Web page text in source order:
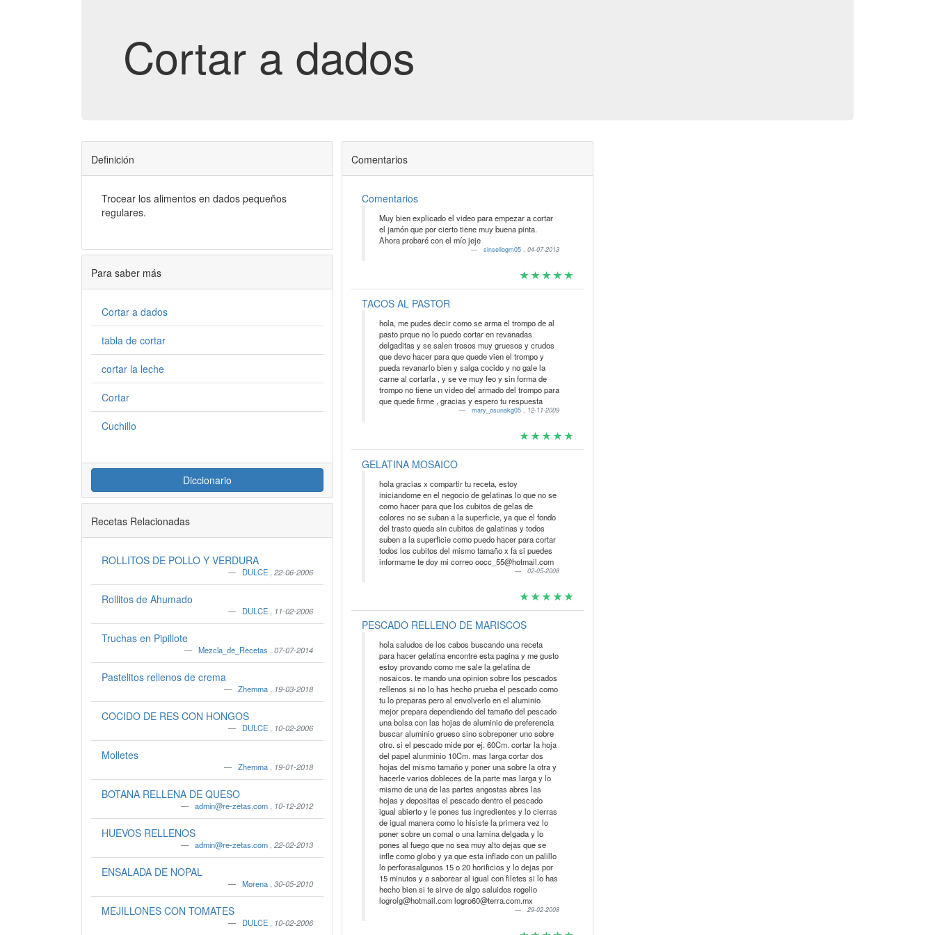
Cortar a dados
Definición
Trocear los alimentos en dados pequeños
regulares.
Para saber más
Cortar a dados
tabla de cortar
cortar la leche
Cortar
Cuchillo
Diccionario
Recetas Relacionadas
ROLLITOS DE POLLO Y VERDURA
DULCE ,22-06-2006
Rollitos de Ahumado
DULCE 11-02-2006
Truchas en Pipillote
Mezcla_de_Recetas ,07-07-2014
Pastelitos rellenos de crema
Zhemma 19-03-2018
COCIDO DE RES CON HONGOS
DULCE 10-02-2006
Molletes
Zhemma 19-01-2018
BOTANA RELLENA DE QUESO
admin@re-zetas.com 10-12-2012
HUEVOS RELLENOS
admin@re-zetas.com ,22-02-2013
ENSALADA DE NOPAL
Morena ,30-05-2010
MEJILLONES CON TOMATES
DULCE 10-02-2006
Comentarios
Comentarios
Muy bien explicado el video para empezar a cortar
el jamón que por cierto tiene muy buena pinta.
Ahora probaré con el mío jeje
sinsellogm05,04-07-2013
TACOS AL PASTOR
hola, me pudes decir como se arma el trompo de al
pasto prque no lo puedo cortar en revanadas
delgaditas y se salen trosos muy gruesos y crudos
que devo hacer para que quede vien el trompo y
pueda revanarlo bien y salga cocido y no gale la
carne al cortarla , y se ve muy feo y sin forma de
trompo no tiene un video del armado del trompo para
que quede firme , gracias y espero tu respuesta
mary_osunakg05, 12-11-2009
GELATINA MOSAICO
hola gracias x compartir tu receta, estoy
iniciandome en el negocio de gelatinas lo que no se
como hacer para que los cubitos de gelas de
colores no se suban a la superficie, ya que el fondo
del trasto queda sin cubitos de galatinas y todos
suben a la superficie como puedo hacer para cortar
todos los cubitos del mismo tamaño x fa si puedes
informame te doy mi correo oocc_55@hotmail.com
02-05-2008
PESCADO RELLENO DE MARISCOS
hola saludos de los cabos buscando una receta
para hacer gelatina encontre esta pagina y me gusto
estoy provando como me sale la gelatina de
nosaicos. te mando una opinion sobre los pescados
rellenos si no lo has hecho prueba el pescado como
tu lo preparas pero al envolverlo en el aluminio
mejor prepara dependiendo del tamaño del pescado
una bolsa con las hojas de aluminio de preferencia
buscar aluminio grueso sino sobreponer uno sobre
otro. si el pescado mide por ej. 60Cm. cortar la hoja
del papel alunminio 10Cm. mas larga cortar dos
hojas del mismo tamaño y poner una sobre la otra y
hacerle varios dobleces de la parte mas larga y lo
mismo de una de las partes angostas abres las
hojas y depositas el pescado dentro el pescado
igual abierto y le pones tus ingredientes y lo cierras
de igual manera como lo hisiste la primera vez lo
poner sobre un comal o una lamina delgada y lo
pones al fuego que no sea muy alto dejas que se
infle como globo y ya que esta inflado con un palillo
lo perforasalgunos 15 o 20 horificios y lo dejas por
15 minutos y a saborear al igual con filetes si lo has
hecho bien si te sirve de algo saluidos rogelio
logrolg@hotmail.com logro60@terra.com.mx
29-02-2008